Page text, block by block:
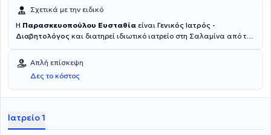
Σχετικά με την ειδικό
Η Παρασκευοπούλου Ευσταθία είναι Γενικός Ιατρός -
Διαβητολόγος και διατηρεί ιδιωτικό ιατρείο στη Σαλαμίνα από το
Καποδιστριακού Πανεπιστημίου Αθηνών και έχει μετεκπαιδευτεί
στο
Σακχαρώδη Διαβήτη
Γενική Ιατρική στο Γενικό Νοσοκομείο Πειραιά "Τζάνειο".Στο ιδιωτικό
της ιατρείο παρέχει πλήθος υπηρεσιών, σεβόμενη πάντα τις
Απλή επίσκεψη
Δες το κόστος
Ιατρείο 1